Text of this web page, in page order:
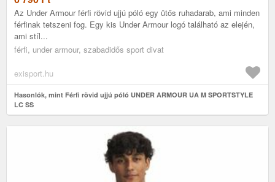
Az Under Armour férfi rövid ujjú póló egy ütős ruhadarab, ami minden
férfinak tetszeni fog. Egy kis Under Armour logó található az elején,
ami stíl...
férfi, under armour, szabadidős sport divat
exisport.hu
Hasonlók, mint Férfi rövid ujjú póló UNDER ARMOUR UA M SPORTSTYLE
LC SS